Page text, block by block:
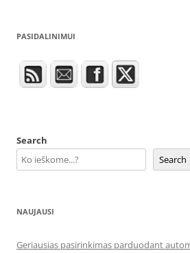
PASIDALINIMUI
Search
Search
NAUJAUSI
Geriausias pasirinkimas parduodant